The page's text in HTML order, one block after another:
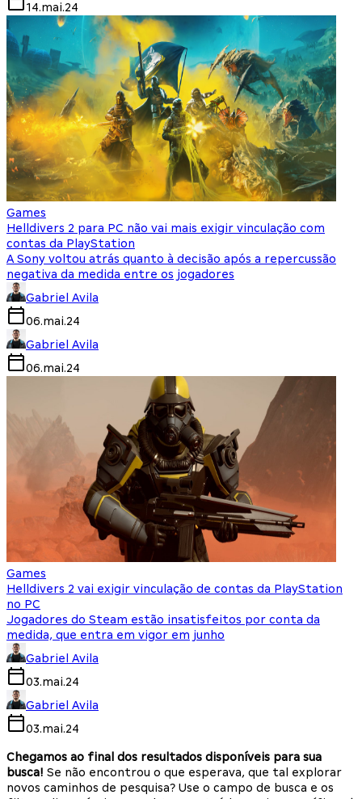
14.mai.24
Games
Helldivers 2 para PC não vai mais exigir vinculação com
contas da PlayStation
A Sony voltou atrás quanto à decisão após a repercussão
negativa da medida entre os jogadores
Gabriel Avila
06.mai.24
Gabriel Avila
06.mai.24
Games
Helldivers 2 vai exigir vinculação de contas da PlayStation
no PC
Jogadores do Steam estão insatisfeitos por conta da
medida, que entra em vigor em junho
Gabriel Avila
03.mai.24
Gabriel Avila
03.mai.24
Chegamos ao final dos resultados disponíveis para sua
busca! Se não encontrou o que esperava, que tal explorar
novos caminhos de pesquisa? Use o campo de busca e os